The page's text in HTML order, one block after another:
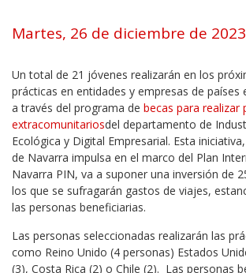
Martes, 26 de diciembre de 2023
Un total de 21 jóvenes realizarán en los
prácticas en entidades y empresas de países
a través del programa de becas para realizar
extracomunitariosdel departamento de
Ecológica y Digital Empresarial. Esta
de Navarra impulsa en el marco del Plan
Navarra PIN, va a suponer una inversión de
los que se sufragarán gastos de viajes,
las personas beneficiarias.
Las personas seleccionadas realizarán las
como Reino Unido (4 personas) Estados
(3), Costa Rica (2) o Chile (2). Las personas